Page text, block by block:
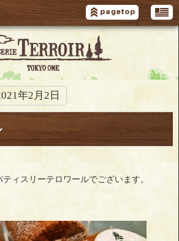
年2月2日
ィスリーテロワールでございます。